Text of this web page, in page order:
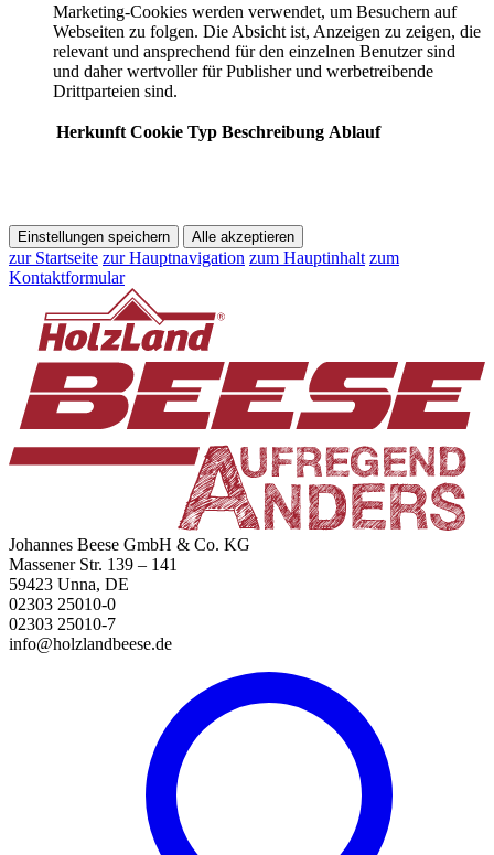
Marketing-Cookies werden verwendet, um Besuchern auf
Webseiten zu folgen. Die Absicht ist, Anzeigen zu zeigen, die
relevant und ansprechend für den einzelnen Benutzer sind
und daher wertvoller für Publisher und werbetreibende
Drittparteien sind.
Herkunft Cookie Typ Beschreibung Ablauf
Einstellungen speichern Alle akzeptieren
zur Startseite zur Hauptnavigation zum Hauptinhalt zum
Kontaktformular
Johannes Beese GmbH & Co. KG
Massener Str. 139 – 141
59423 Unna, DE
02303 25010-0
02303 25010-7
info@holzlandbeese.de